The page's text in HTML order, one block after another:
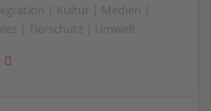
| Kultur | Medien |
| Tierschutz | Umwelt